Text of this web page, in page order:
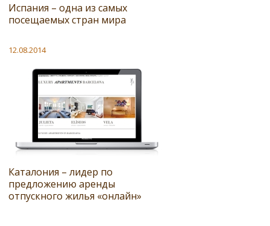
Испания – одна из самых
посещаемых стран мира
12.08.2014
Каталония – лидер по
предложению аренды
отпускного жилья «онлайн»